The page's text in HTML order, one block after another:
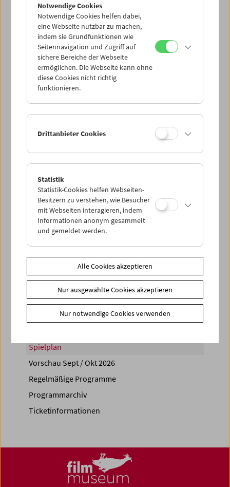
Di 10.4.
Mi 11.4.
Do 12.4.
Sa 14.4.
PROGRAMM ÜBERBLICK
Share on
Spielplan
Vorschau Sept / Okt 2026
Regelmäßige Programme
Programmarchiv
Ticketinformationen
Notwendige Cookies
Notwendige Cookies helfen dabei,
eine Webseite nutzbar zu machen,
indem sie Grundfunktionen wie
Seitennavigation und Zugriff auf
sichere Bereiche der Webseite
ermöglichen. Die Webseite kann ohne
diese Cookies nicht richtig
funktionieren.
Drittanbieter Cookies
Statistik
Statistik-Cookies helfen Webseiten-
Besitzern zu verstehen, wie Besucher
mit Webseiten interagieren, indem
Informationen anonym gesammelt
und gemeldet werden.
Alle Cookies akzeptieren
Nur ausgewählte Cookies akzeptieren
Nur notwendige Cookies verwenden